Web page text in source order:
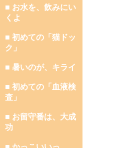
■ お水を、飲みにい
くよ
■ 初めての「猫ドッ
ク」
■ 暑いのが、キライ
■ 初めての「血液検
査」
■ お留守番は、大成
功